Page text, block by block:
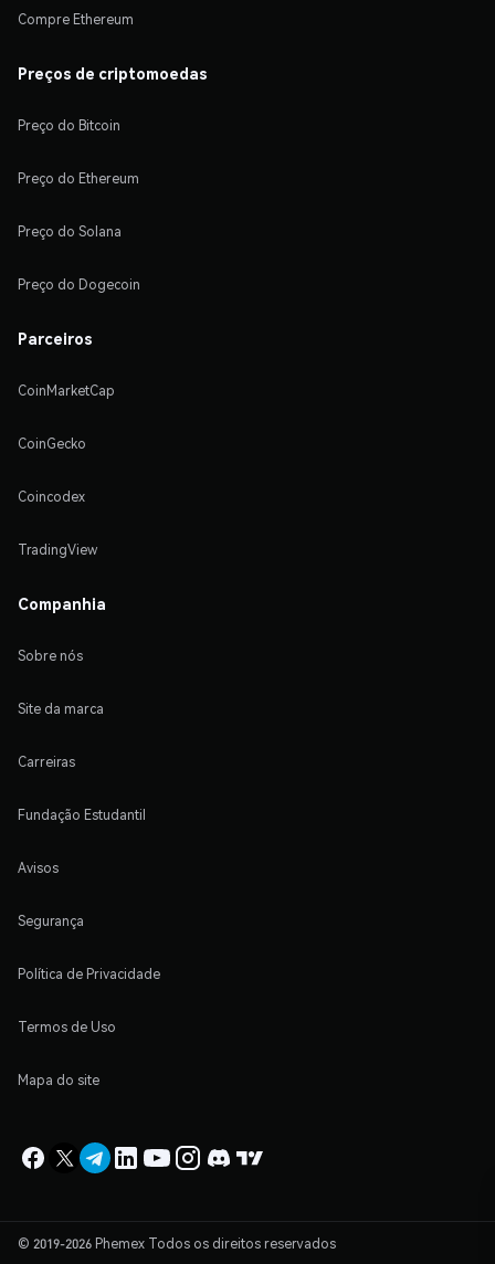
Compre Ethereum
Preços de criptomoedas
Preço do Bitcoin
Preço do Ethereum
Preço do Solana
Preço do Dogecoin
Parceiros
CoinMarketCap
CoinGecko
Coincodex
TradingView
Companhia
Sobre nós
Site da marca
Carreiras
Fundação Estudantil
Avisos
Segurança
Política de Privacidade
Termos de Uso
Mapa do site
© 2019-2026 Phemex Todos os direitos reservados